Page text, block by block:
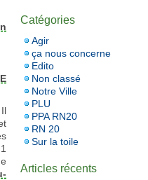
Catégories
Agir
ça nous concerne
Edito
Non classé
Notre Ville
PLU
PPA RN20
RN 20
Sur la toile
Articles récents